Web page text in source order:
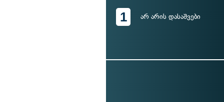
1 არ არის დასაშვები